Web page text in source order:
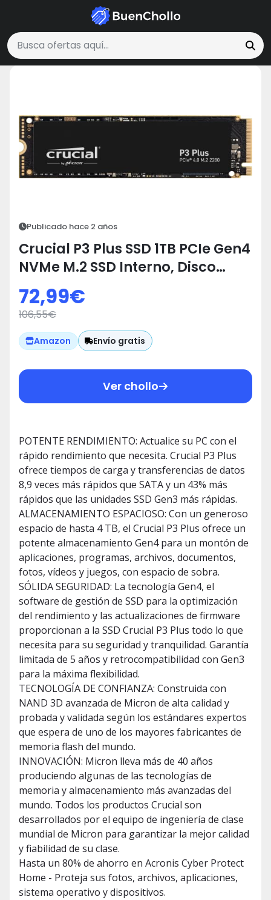
Buscar ofertas
Tecnología y ElectrónicaCrucial P3 Plus SSD 1TB PCIe Gen4 NVMe
Publicado hace 2 años
Crucial P3 Plus SSD 1TB PCIe Gen4
NVMe M.2 SSD Interno, Disco
Duro SSD, Hasta 5.000 MB/s,
Compatible con Ordenador
Portátil y de Sobremesa -
CT1000P3PSSD801
72,99€
106,55€
Amazon Envío gratis
Ver chollo
POTENTE RENDIMIENTO: Actualice su PC con el
rápido rendimiento que necesita. Crucial P3 Plus
ofrece tiempos de carga y transferencias de datos
8,9 veces más rápidos que SATA y un 43% más
rápidos que las unidades SSD Gen3 más rápidas.
ALMACENAMIENTO ESPACIOSO: Con un generoso
espacio de hasta 4 TB, el Crucial P3 Plus ofrece un
potente almacenamiento Gen4 para un montón de
aplicaciones, programas, archivos, documentos,
fotos, vídeos y juegos, con espacio de sobra.
SÓLIDA SEGURIDAD: La tecnología Gen4, el
software de gestión de SSD para la optimización
del rendimiento y las actualizaciones de firmware
proporcionan a la SSD Crucial P3 Plus todo lo que
necesita para su seguridad y tranquilidad. Garantía
limitada de 5 años y retrocompatibilidad con Gen3
para la máxima flexibilidad.
TECNOLOGÍA DE CONFIANZA: Construida con
NAND 3D avanzada de Micron de alta calidad y
probada y validada según los estándares expertos
que espera de uno de los mayores fabricantes de
memoria flash del mundo.
INNOVACIÓN: Micron lleva más de 40 años
produciendo algunas de las tecnologías de
memoria y almacenamiento más avanzadas del
mundo. Todos los productos Crucial son
desarrollados por el equipo de ingeniería de clase
mundial de Micron para garantizar la mejor calidad
y fiabilidad de su clase.
Hasta un 80% de ahorro en Acronis Cyber Protect
Home - Proteja sus fotos, archivos, aplicaciones,
sistema operativo y dispositivos.